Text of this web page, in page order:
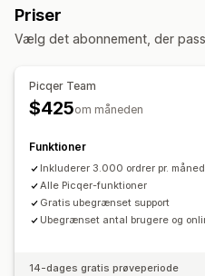
Lageropfyldning
Scannere
Planlægning af
Ordrestyring
Automatisk behandling
Notifikationer og analyser
Underretninger genopfyldning
Flere butikker
Underretninger om lav
Status i realtid
Priser
Vælg det abonnement, der
Picqer Team
$425om måneden
Funktioner
Inkluderer 3.000 ordrer pr. måned
Alle Picqer-funktioner
Gratis ubegrænset support
Ubegrænset antal brugere og
14-dages gratis prøveperiode